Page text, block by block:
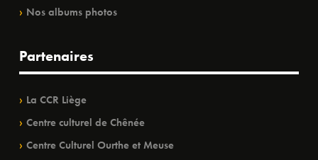
Nos albums photos
Partenaires
La CCR Liège
Centre culturel de Chênée
Centre Culturel Ourthe et Meuse